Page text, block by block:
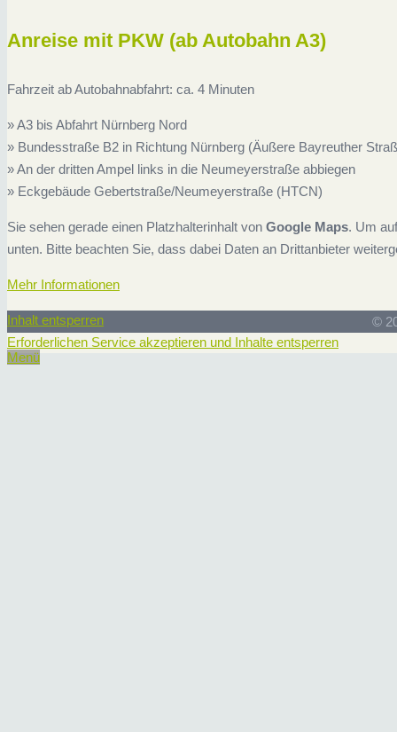
Anreise mit PKW (ab Autobahn A3)
Fahrzeit ab Autobahnabfahrt: ca. 4 Minuten
» A3 bis Abfahrt Nürnberg Nord
» Bundesstraße B2 in Richtung Nürnberg (Äußere Bayreuther
» An der dritten Ampel links in die Neumeyerstraße abbiegen
» Eckgebäude Gebertstraße/Neumeyerstraße (HTCN)
Sie sehen gerade einen Platzhalterinhalt von Google Maps. Um
unten. Bitte beachten Sie, dass dabei Daten an Drittanbieter
Mehr Informationen
Inhalt entsperren
Erforderlichen Service akzeptieren und Inhalte entsperren
©
Menü